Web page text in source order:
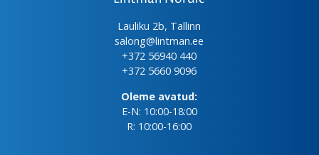
Lauliku 2b, Tallinn
salong@lintman.ee
+372 56940 440
+372 5660 9096
Oleme avatud:
E-N: 10:00-18:00
R: 10:00-16:00